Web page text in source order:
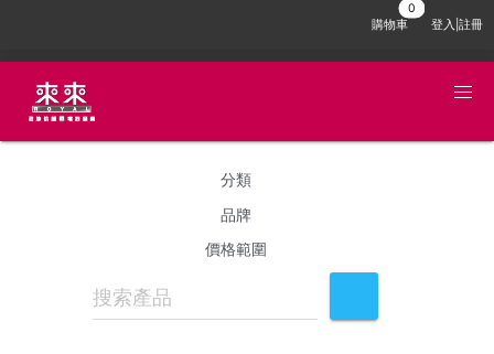
購物車 登入|註冊
分類
品牌
價格範圍